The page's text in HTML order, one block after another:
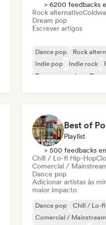
> 6200 feedbacks
Rock alternativo
Dream pop
Escrever artigos
Dance pop Rock
Indie pop
Indie rock
Pop progressivo
Pop
Best of
Playlist
> 500 feedbacks
Chill / Lo-fi Hip-Hop
Comercial /
Dance pop
Adicionar artistas às
maior impacto
Dance pop
Chill / Lo-
Comercial / Mainstream